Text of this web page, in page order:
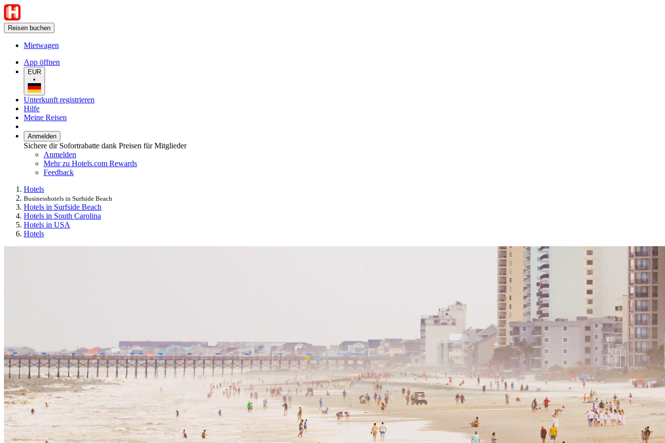
Reisen buchen
Mietwagen
App öffnen
EUR
•
Unterkunft registrieren
Hilfe
Meine Reisen
Anmelden
Sichere dir Sofortrabatte dank Preisen für Mitglieder
Anmelden
Mehr zu Hotels.com Rewards
Feedback
Hotels
Businesshotels in Surfside Beach
Hotels in Surfside Beach
Hotels in South Carolina
Hotels in USA
Hotels